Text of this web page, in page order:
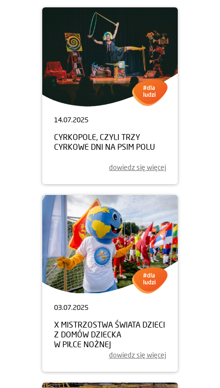
14.07.2025
CYRKOPOLE, CZYLI TRZY
CYRKOWE DNI NA PSIM POLU
dowiedz się więcej
03.07.2025
X MISTRZOSTWA ŚWIATA DZIECI
Z DOMÓW DZIECKA
W PIŁCE NOŻNEJ
dowiedz się więcej